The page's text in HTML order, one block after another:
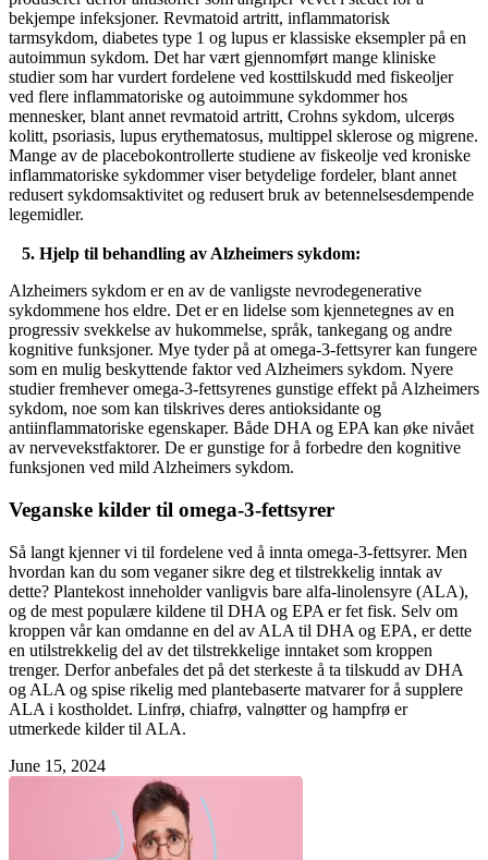
bekjempe infeksjoner. Revmatoid artritt, inflammatorisk
tarmsykdom, diabetes type 1 og lupus er klassiske eksempler på en
autoimmun sykdom. Det har vært gjennomført mange kliniske
studier som har vurdert fordelene ved kosttilskudd med fiskeoljer
ved flere inflammatoriske og autoimmune sykdommer hos
mennesker, blant annet revmatoid artritt, Crohns sykdom, ulcerøs
kolitt, psoriasis, lupus erythematosus, multippel sklerose og migrene.
Mange av de placebokontrollerte studiene av fiskeolje ved kroniske
inflammatoriske sykdommer viser betydelige fordeler, blant annet
redusert sykdomsaktivitet og redusert bruk av betennelsesdempende
legemidler.
5. Hjelp til behandling av Alzheimers sykdom:
Alzheimers sykdom er en av de vanligste nevrodegenerative
sykdommene hos eldre. Det er en lidelse som kjennetegnes av en
progressiv svekkelse av hukommelse, språk, tankegang og andre
kognitive funksjoner. Mye tyder på at omega-3-fettsyrer kan fungere
som en mulig beskyttende faktor ved Alzheimers sykdom. Nyere
studier fremhever omega-3-fettsyrenes gunstige effekt på Alzheimers
sykdom, noe som kan tilskrives deres antioksidante og
antiinflammatoriske egenskaper. Både DHA og EPA kan øke nivået
av nervevekstfaktorer. De er gunstige for å forbedre den kognitive
funksjonen ved mild Alzheimers sykdom.
Veganske kilder til omega-3-fettsyrer
Så langt kjenner vi til fordelene ved å innta omega-3-fettsyrer. Men
hvordan kan du som veganer sikre deg et tilstrekkelig inntak av
dette? Plantekost inneholder vanligvis bare alfa-linolensyre (ALA),
og de mest populære kildene til DHA og EPA er fet fisk. Selv om
kroppen vår kan omdanne en del av ALA til DHA og EPA, er dette
en utilstrekkelig del av det tilstrekkelige inntaket som kroppen
trenger. Derfor anbefales det på det sterkeste å ta tilskudd av DHA
og ALA og spise rikelig med plantebaserte matvarer for å supplere
ALA i kostholdet. Linfrø, chiafrø, valnøtter og hampfrø er
utmerkede kilder til ALA.
June 15, 2024